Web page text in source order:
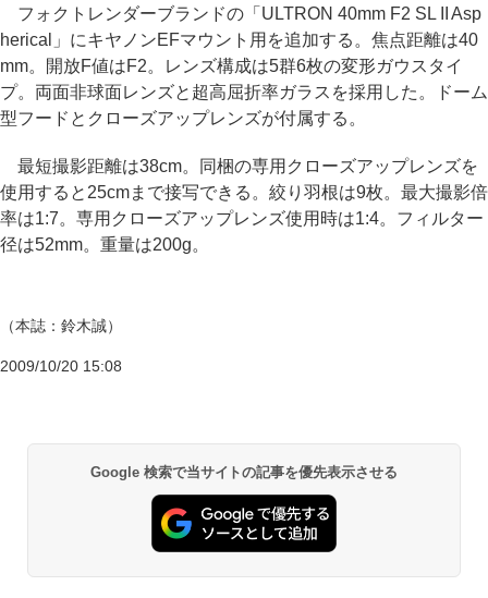
フォクトレンダーブランドの「ULTRON 40mm F2 SL II Asp
herical」にキヤノンEFマウント用を追加する。焦点距離は40
mm。開放F値はF2。レンズ構成は5群6枚の変形ガウスタイ
プ。両面非球面レンズと超高屈折率ガラスを採用した。ドーム
型フードとクローズアップレンズが付属する。
最短撮影距離は38cm。同梱の専用クローズアップレンズを
使用すると25cmまで接写できる。絞り羽根は9枚。最大撮影倍
率は1:7。専用クローズアップレンズ使用時は1:4。フィルター
径は52mm。重量は200g。
（本誌：鈴木誠）
2009/10/20 15:08
Google 検索で当サイトの記事を優先表示させる